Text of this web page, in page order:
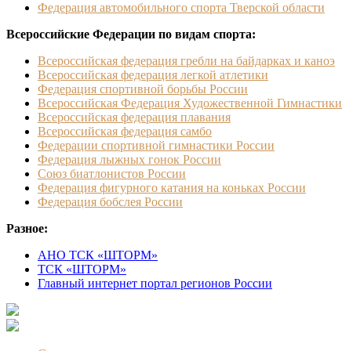
Федерация автомобильного спорта Тверской области
Всероссийские Федерации по видам спорта:
Всероссийская федерация гребли на байдарках и каноэ
Всероссийская федерация легкой атлетики
Федерация спортивной борьбы России
Всероссийская Федерация Художественной Гимнастики
Всероссийская федерация плавания
Всероссийская федерация самбо
Федерации спортивной гимнастики России
Федерация лыжных гонок России
Союз биатлонистов России
Федерация фигурного катания на коньках России
Федерация бобслея России
Разное:
АНО ТСК «ШТОРМ»
ТСК «ШТОРМ»
Главный интернет портал регионов России